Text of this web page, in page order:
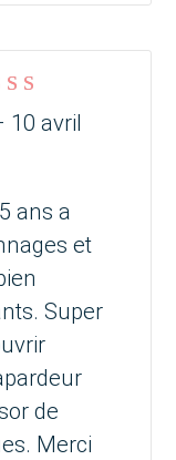
sur 5
10 avril
ans a
et
Super
de
Merci